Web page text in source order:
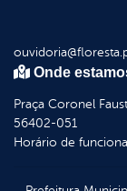
Onde
Praça Coronel
56402-051
Horário de